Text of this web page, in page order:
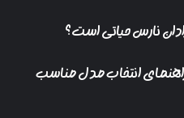
نارس حیاتی است؟
انتخاب مدل مناسب